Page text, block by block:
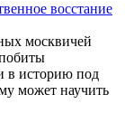
восстание
москвичей
в историю под
может научить